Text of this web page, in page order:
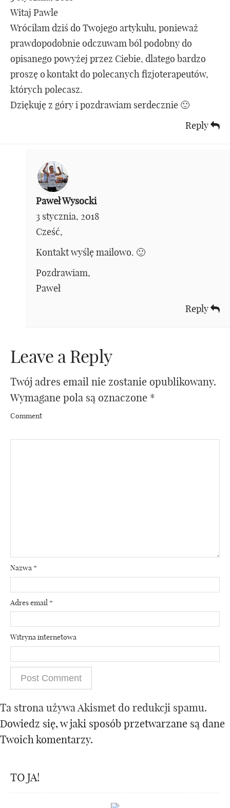
Witaj Pawle
Wróciłam dziś do Twojego artykułu, ponieważ
prawdopodobnie odczuwam ból podobny do
opisanego powyżej przez Ciebie, dlatego bardzo
proszę o kontakt do polecanych fizjoterapeutów,
których polecasz.
Dziękuję z góry i pozdrawiam serdecznie 🙂
Reply
Paweł Wysocki
3 stycznia, 2018
Cześć,
Kontakt wyślę mailowo. 🙂
Pozdrawiam,
Paweł
Reply
Leave a Reply
Twój adres email nie zostanie opublikowany.
Wymagane pola są oznaczone *
Comment
Nazwa *
Adres email *
Witryna internetowa
Ta strona używa Akismet do redukcji spamu.
Dowiedz się, w jaki sposób przetwarzane są dane
Twoich komentarzy.
TO JA!